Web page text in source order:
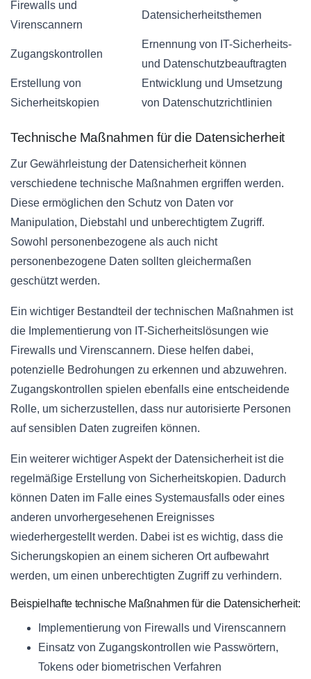
Firewalls und
Virenscannern
Datensicherheitsthemen
Zugangskontrollen
Ernennung von IT-Sicherheits-
und Datenschutzbeauftragten
Erstellung von
Sicherheitskopien
Entwicklung und Umsetzung
von Datenschutzrichtlinien
Technische Maßnahmen für die Datensicherheit
Zur Gewährleistung der Datensicherheit können
verschiedene technische Maßnahmen ergriffen werden.
Diese ermöglichen den Schutz von Daten vor
Manipulation, Diebstahl und unberechtigtem Zugriff.
Sowohl personenbezogene als auch nicht
personenbezogene Daten sollten gleichermaßen
geschützt werden.
Ein wichtiger Bestandteil der technischen Maßnahmen ist
die Implementierung von IT-Sicherheitslösungen wie
Firewalls und Virenscannern. Diese helfen dabei,
potenzielle Bedrohungen zu erkennen und abzuwehren.
Zugangskontrollen spielen ebenfalls eine entscheidende
Rolle, um sicherzustellen, dass nur autorisierte Personen
auf sensiblen Daten zugreifen können.
Ein weiterer wichtiger Aspekt der Datensicherheit ist die
regelmäßige Erstellung von Sicherheitskopien. Dadurch
können Daten im Falle eines Systemausfalls oder eines
anderen unvorhergesehenen Ereignisses
wiederhergestellt werden. Dabei ist es wichtig, dass die
Sicherungskopien an einem sicheren Ort aufbewahrt
werden, um einen unberechtigten Zugriff zu verhindern.
Beispielhafte technische Maßnahmen für die Datensicherheit:
Implementierung von Firewalls und Virenscannern
Einsatz von Zugangskontrollen wie Passwörtern,
Tokens oder biometrischen Verfahren